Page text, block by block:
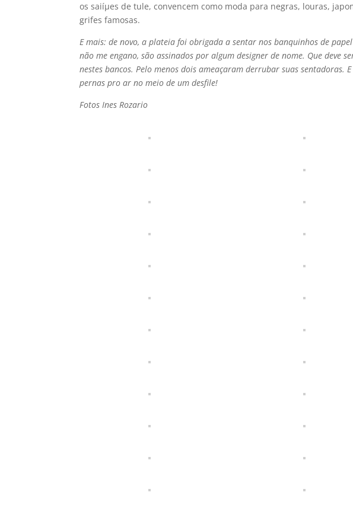
os saiíµes de tule, convencem como moda para negras, louras,
grifes famosas.
E mais: de novo, a plateia foi obrigada a sentar nos banquinhos de
não me engano, são assinados por algum designer de nome. Que deve
nestes bancos. Pelo menos dois ameaçaram derrubar suas sentadoras.
pernas pro ar no meio de um desfile!
Fotos Ines Rozario